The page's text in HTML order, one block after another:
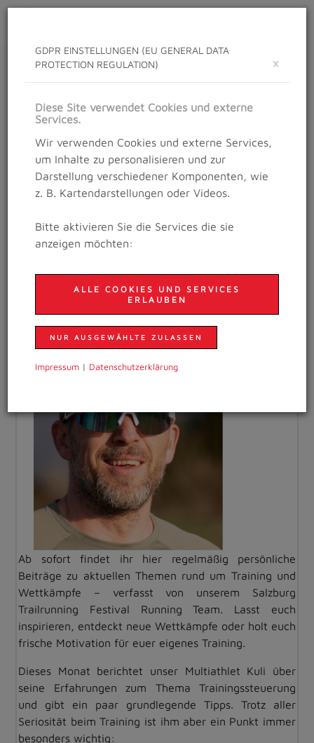
NEWS
Neuigkeiten rund um das Salzburg Trailrunning
Festival
Details
25. März 2026
ES LEBE DER SPORT:
ÜBER DO'S UND
DON'TS IN DER
TRAININGSPLANUNG
Ab sofort findet ihr hier regelmäßig persönliche
Beiträge zu aktuellen Themen rund um Training und
Wettkämpfe – verfasst von unserem Salzburg
Trailrunning Festival Running Team. Lasst euch
inspirieren, entdeckt neue Wettkämpfe oder holt euch
frische Motivation für euer eigenes Training.
Dieses Monat berichtet unser Multiathlet Kuli über
seine Erfahrungen zum Thema Trainingssteuerung
und gibt ein paar grundlegende Tipps. Trotz aller
Seriosität beim Training ist ihm aber ein Punkt immer
besonders wichtig:
GDPR EINSTELLUNGEN (EU GENERAL DATA
PROTECTION REGULATION)
×
Diese Site verwendet Cookies und externe
Services.
Wir verwenden Cookies und externe Services,
um Inhalte zu personalisieren und zur
Darstellung verschiedener Komponenten, wie
z. B. Kartendarstellungen oder Videos.
Bitte aktivieren Sie die Services die sie
anzeigen möchten:
ALLE COOKIES UND SERVICES
ERLAUBEN
NUR AUSGEWÄHLTE ZULASSEN
Impressum | Daten­schutzer­klärung